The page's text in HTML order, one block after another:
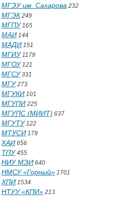
МГЭУ им. Сахарова 232
МГЭК 249
МГПУ165
МАИ 144
МАДИ 151
МГИУ1179
МГОУ121
МГСУ331
МГУ273
МГУКИ 101
МГУПИ 225
МГУПС (МИИТ) 637
МГУТУ122
МТУСИ 179
ХАИ 656
ТПУ455
НИУ МЭИ 640
НМСУ «Горный» 1701
ХПИ 1534
НТУУ «КПИ» 213